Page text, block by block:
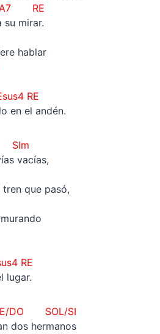
RE
su mirar.
hablar
RE
en el andén.
vacías,
que pasó,
RE
lugar.
DO SOL/SI
dos hermanos